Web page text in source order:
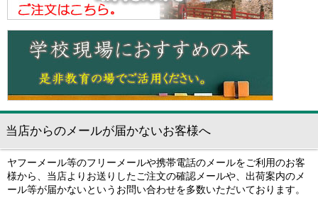
当店からのメールが届かないお客様へ
ヤフーメール等のフリーメールや携帯電話のメールをご利用のお客
様から、当店よりお送りしたご注文の確認メールや、出荷案内のメ
ール等が届かないというお問い合わせを多数いただいております。